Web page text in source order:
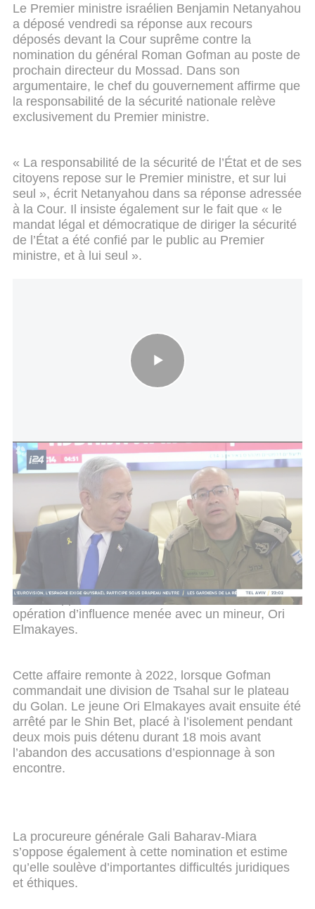
Le Premier ministre israélien Benjamin Netanyahou
a déposé vendredi sa réponse aux recours
déposés devant la Cour suprême contre la
nomination du général Roman Gofman au poste de
prochain directeur du Mossad. Dans son
argumentaire, le chef du gouvernement affirme que
la responsabilité de la sécurité nationale relève
exclusivement du Premier ministre.
« La responsabilité de la sécurité de l’État et de ses
citoyens repose sur le Premier ministre, et sur lui
seul », écrit Netanyahou dans sa réponse adressée
à la Cour. Il insiste également sur le fait que « le
mandat légal et démocratique de diriger la sécurité
de l’État a été confié par le public au Premier
ministre, et à lui seul ».
Le Mossad va changer de tête : Netanyahou nomme Roman
Gofman, son offensif secrétaire militaire
La nomination de Roman Gofman, ancien
secrétaire militaire de Netanyahou, avait été
validée il y a deux semaines par trois membres de
la commission des hautes nominations. Toutefois,
le président de la commission, l’ancien président de
la Cour suprême Asher Grunis, s’y était opposé,
estimant que des « manquements à l’intégrité »
étaient apparus dans une affaire liée à une
opération d’influence menée avec un mineur, Ori
Elmakayes.
Cette affaire remonte à 2022, lorsque Gofman
commandait une division de Tsahal sur le plateau
du Golan. Le jeune Ori Elmakayes avait ensuite été
arrêté par le Shin Bet, placé à l’isolement pendant
deux mois puis détenu durant 18 mois avant
l’abandon des accusations d’espionnage à son
encontre.
La procureure générale Gali Baharav-Miara
s’oppose également à cette nomination et estime
qu’elle soulève d’importantes difficultés juridiques
et éthiques.